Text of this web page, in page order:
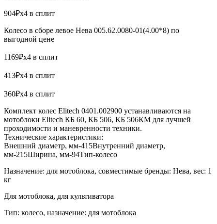
904₽x4 в сплит
Колесо в сборе левое Нева 005.62.0080-01(4.00*8) по
выгодной цене
1169₽x4 в сплит
413₽x4 в сплит
360₽x4 в сплит
Комплект колес Elitech 0401.002900 устанавливаются на
мотоблоки Elitech КБ 60, КБ 506, КБ 506КМ для лучшей
проходимости и маневренности техники.
Технические характеристики:
Внешний диаметр, мм-415Внутренний диаметр,
мм-215Ширина, мм-94Тип-колесо
Назначение: для мотоблока, совместимые бренды: Нева, вес: 1
кг
Для мотоблока, для культиватора
Тип: колесо, назначение: для мотоблока